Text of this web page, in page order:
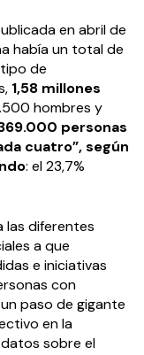
en abril de
había un total de
de
1,58 millones
hombres y
personas
cuatro”, según
: el 23,7%
las diferentes
a que
e iniciativas
con
paso de gigante
en la
sobre el